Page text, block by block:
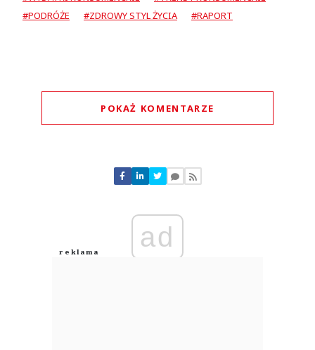
#PODRÓŻE
#ZDROWY STYL ŻYCIA #RAPORT
POKAŻ KOMENTARZE
Nie znaleziono komentarzy
Zostaw swoje komentarze
Anuluj
ad